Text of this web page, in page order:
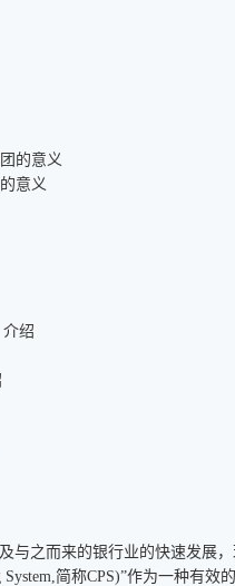
的意义
意义
介绍
与之而来的银行业的快速发展
System,简称CPS)”作为一种有